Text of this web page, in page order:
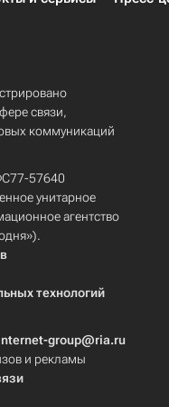
связи,
коммуникаций
57640
унитарное
агентство
технологий
group@ria.ru
и рекламы